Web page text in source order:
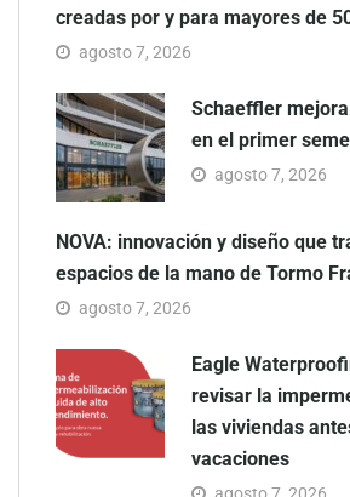
creadas por y para mayores de
agosto 7, 2026
Schaeffler
en el primer
agosto 7, 2026
NOVA: innovación y diseño que
espacios de la mano de Tormo
agosto 7, 2026
Eagle
revisar la
las viviendas
vacaciones